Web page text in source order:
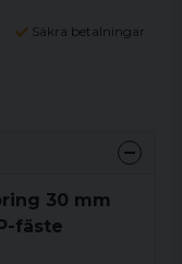
Säkra betalningar
30 mm
fäste